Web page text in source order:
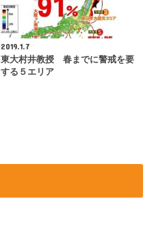
2019.1.7
東大村井教授 春までに警戒を要
する５エリア